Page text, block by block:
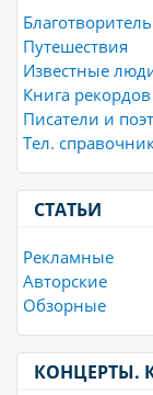
Путешествия
Известные
Книга рекордов
Писатели и
Тел. справочник
СТАТЬИ
Рекламные
Авторские
Обзорные
КОНЦЕРТЫ.